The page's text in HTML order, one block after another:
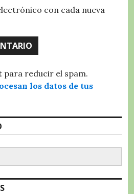
con cada nueva
para reducir el spam.
los datos de tus